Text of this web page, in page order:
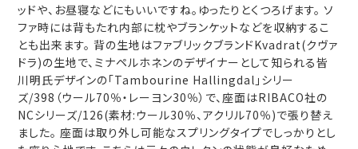
ッドや、お昼寝などにもいいですね。ゆったりとくつろげます。 ソ
ファ時には背もたれ内部に枕やブランケットなどを収納するこ
とも出来ます。 背の生地はファブリックブランドKvadrat(クヴァ
ドラ)の生地で、ミナペルホネンのデザイナーとして知られる皆
川明氏デザインの「Tambourine Hallingdal」シリー
ズ/398（ウール70％・レーヨン30％）で、座面はRIBACO社の
NCシリーズ/126(素材:ウール30％、アクリル70％)で張り替え
ました。 座面は取り外し可能なスプリングタイプでしっかりとし